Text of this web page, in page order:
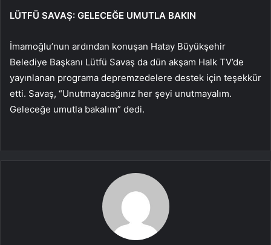
LÜTFÜ SAVAŞ: GELECEĞE UMUTLA BAKIN
İmamoğlu’nun ardından konuşan Hatay Büyükşehir
Belediye Başkanı Lütfü Savaş da dün akşam Halk TV’de
yayınlanan programa depremzedelere destek için teşekkür
etti. Savaş, “Unutmayacağınız her şeyi unutmayalım.
Geleceğe umutla bakalım” dedi.